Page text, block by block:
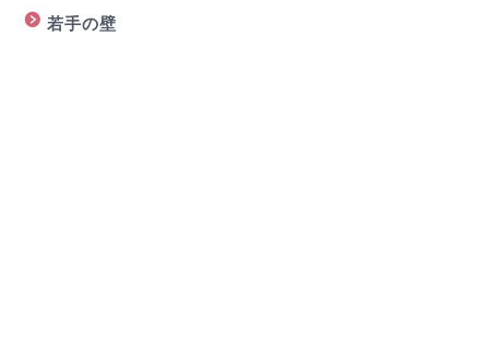
若手の壁